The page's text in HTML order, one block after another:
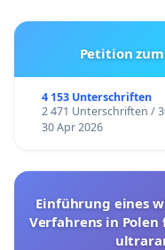
Petition
4 153 Unterschriften
2 471 Unterschriften /
30 Apr 2026
Einführung eines
Verfahrens in